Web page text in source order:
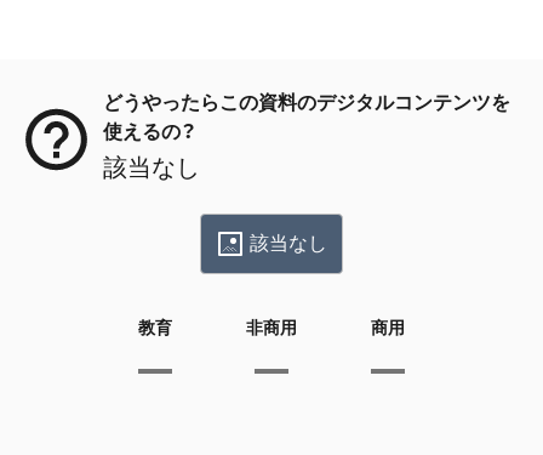
どうやったらこの資料のデジタルコンテンツを
使えるの？
該当なし
該当なし
教育 非商用 商用